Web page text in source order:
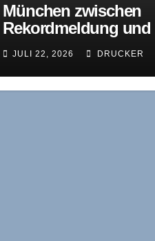
München zwischen
Rekordmeldung und
Jahreswirtschaftsberic
ht 2026 verschweigt
JULI 22, 2026 DRUCKER